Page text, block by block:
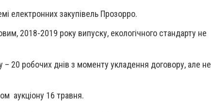
електронних закупівель Прозорро.
2018-2019 року випуску, екологічного стандарту не
– 20 робочих днів з моменту укладення договору, але не
аукціону 16 травня.